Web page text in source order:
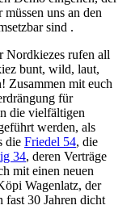
uns an den
sind .
Nordkiezes rufen all
bunt, wild, laut,
Zusammen mit euch
für
die vielfältigen
werden, als
die Friedel 54, die
34, deren Verträge
mit einen neuen
Wagenlatz, der
fast 30 Jahren dicht